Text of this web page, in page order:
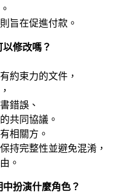
旨在促進付款。
修改嗎？
約束力的文件，
錯誤、
共同協議。
相關方。
持完整性並避免混淆，
。
扮演什麼角色？